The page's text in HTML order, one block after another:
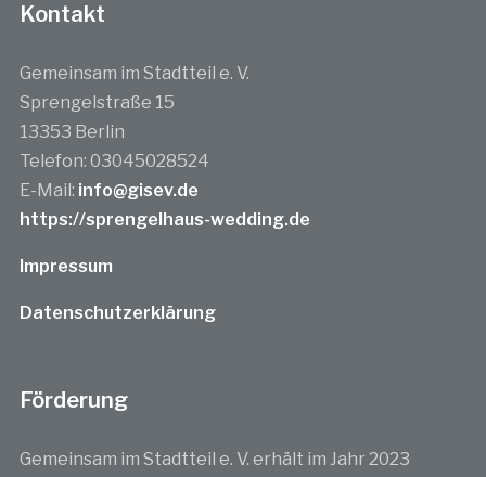
Kontakt
Gemeinsam im Stadtteil e. V.
Sprengelstraße 15
13353 Berlin
Telefon: 03045028524
E-Mail: info@gisev.de
https://sprengelhaus-wedding.de
Impressum
Datenschutzerklärung
Förderung
Gemeinsam im Stadtteil e. V. erhält im Jahr 2023